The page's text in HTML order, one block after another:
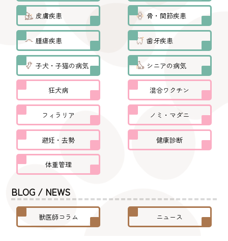
皮膚疾患 骨・関節疾患
腫瘍疾患 歯牙疾患
子犬・子猫の病気 シニアの病気
狂犬病 混合ワクチン
フィラリア ノミ・マダニ
避妊・去勢 健康診断
体重管理
BLOG / NEWS
獣医師コラム ニュース